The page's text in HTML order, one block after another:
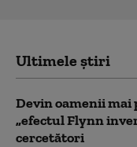
Ultimele știri
Devin oamenii
„efectul Flynn
cercetători